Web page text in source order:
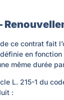
ce contrat fait
en fonction
même durée
L. 215-1 du
: